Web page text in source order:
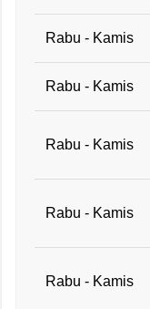
Rabu - Kamis
Rabu - Kamis
Rabu - Kamis
Rabu - Kamis
Rabu - Kamis